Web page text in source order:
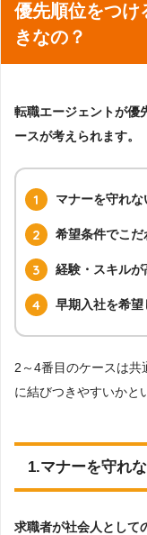
優先順位をつけ
きなの？
転職エージェントが優
ースが考えられます。
マナーを守れ
希望条件でこ
経験・スキルが
早期入社を希
2～4番目のケースは共
に結びつきやすいかと
1.マナーを守れ
求職者が社会人として